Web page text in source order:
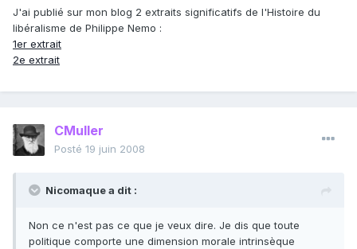
J'ai publié sur mon blog 2 extraits significatifs de l'Histoire du
libéralisme de Philippe Nemo :
1er extrait
2e extrait
CMuller
Posté 19 juin 2008
Nicomaque a dit :
Non ce n'est pas ce que je veux dire. Je dis que toute
politique comporte une dimension morale intrinsèque